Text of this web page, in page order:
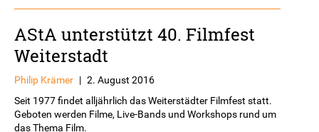
AStA unterstützt 40. Filmfest
Weiterstadt
Philip Krämer | 2. August 2016
Seit 1977 findet alljährlich das Weiterstädter Filmfest statt.
Geboten werden Filme, Live-Bands und Workshops rund um
das Thema Film.